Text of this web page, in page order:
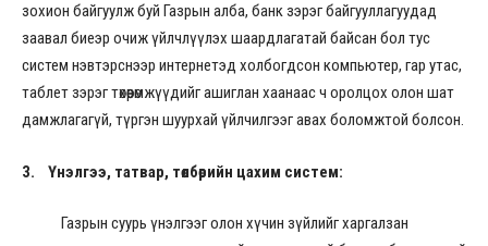
зохион байгуулж буй Газрын алба, банк зэрэг байгууллагуудад
заавал биеэр очиж үйлчлүүлэх шаардлагатай байсан бол тус
систем нэвтэрснээр интернетэд холбогдсон компьютер, гар утас,
таблет зэрэг төхөөрөмжүүдийг ашиглан хаанаас ч оролцох олон шат
дамжлагагүй, түргэн шуурхай үйлчилгээг авах боломжтой болсон.
3. Үнэлгээ, татвар, төлбөрийн цахим систем:
Газрын суурь үнэлгээг олон хүчин зүйлийг харгалзан